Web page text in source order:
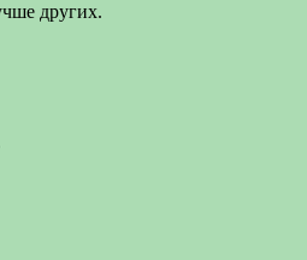
других.